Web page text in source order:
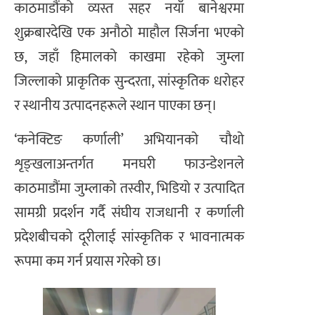
काठमाडौंको व्यस्त सहर नयाँ बानेश्वरमा
शुक्रबारदेखि एक अनौठो माहौल सिर्जना भएको
छ, जहाँ हिमालको काखमा रहेको जुम्ला
जिल्लाको प्राकृतिक सुन्दरता, सांस्कृतिक धरोहर
र स्थानीय उत्पादनहरूले स्थान पाएका छन्।
‘कनेक्टिङ कर्णाली’ अभियानको चौथो
शृङ्खलाअन्तर्गत मनघरी फाउन्डेशनले
काठमाडौंमा जुम्लाको तस्वीर, भिडियो र उत्पादित
सामग्री प्रदर्शन गर्दै संघीय राजधानी र कर्णाली
प्रदेशबीचको दूरीलाई सांस्कृतिक र भावनात्मक
रूपमा कम गर्न प्रयास गरेको छ।